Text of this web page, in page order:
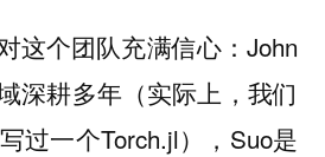
这个团队充满信心：John
深耕多年（实际上，我们
过一个Torch.jl），Suo是